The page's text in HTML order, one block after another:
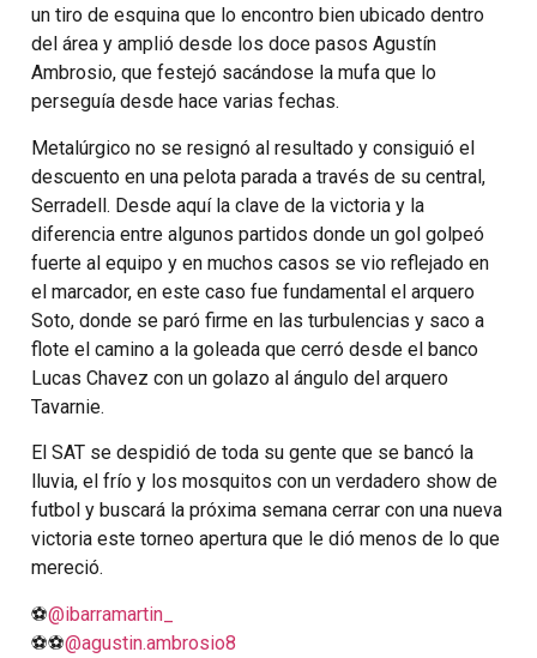
un tiro de esquina que lo encontro bien ubicado dentro
del área y amplió desde los doce pasos Agustín
Ambrosio, que festejó sacándose la mufa que lo
perseguía desde hace varias fechas.
Metalúrgico no se resignó al resultado y consiguió el
descuento en una pelota parada a través de su central,
Serradell. Desde aquí la clave de la victoria y la
diferencia entre algunos partidos donde un gol golpeó
fuerte al equipo y en muchos casos se vio reflejado en
el marcador, en este caso fue fundamental el arquero
Soto, donde se paró firme en las turbulencias y saco a
flote el camino a la goleada que cerró desde el banco
Lucas Chavez con un golazo al ángulo del arquero
Tavarnie.
El SAT se despidió de toda su gente que se bancó la
lluvia, el frío y los mosquitos con un verdadero show de
futbol y buscará la próxima semana cerrar con una nueva
victoria este torneo apertura que le dió menos de lo que
mereció.
⚽@ibarramartin_
⚽⚽@agustin.ambrosio8